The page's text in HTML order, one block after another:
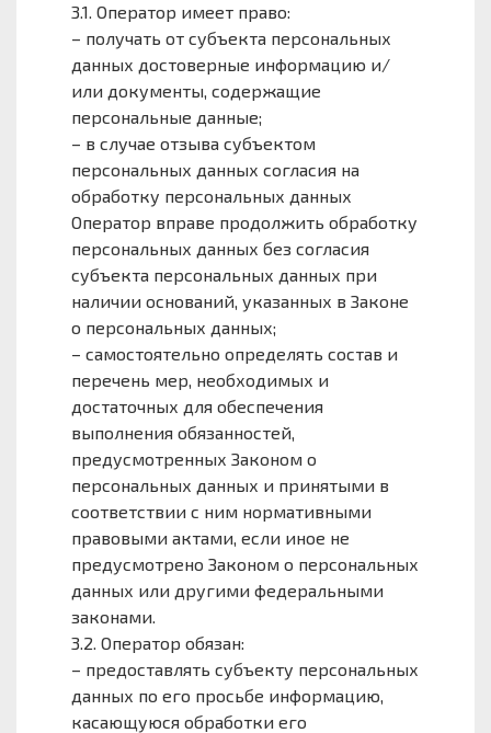
3.1. Оператор имеет право:
– получать от субъекта персональных
данных достоверные информацию и/
или документы, содержащие
персональные данные;
– в случае отзыва субъектом
персональных данных согласия на
обработку персональных данных
Оператор вправе продолжить обработку
персональных данных без согласия
субъекта персональных данных при
наличии оснований, указанных в Законе
о персональных данных;
– самостоятельно определять состав и
перечень мер, необходимых и
достаточных для обеспечения
выполнения обязанностей,
предусмотренных Законом о
персональных данных и принятыми в
соответствии с ним нормативными
правовыми актами, если иное не
предусмотрено Законом о персональных
данных или другими федеральными
законами.
3.2. Оператор обязан:
– предоставлять субъекту персональных
данных по его просьбе информацию,
касающуюся обработки его